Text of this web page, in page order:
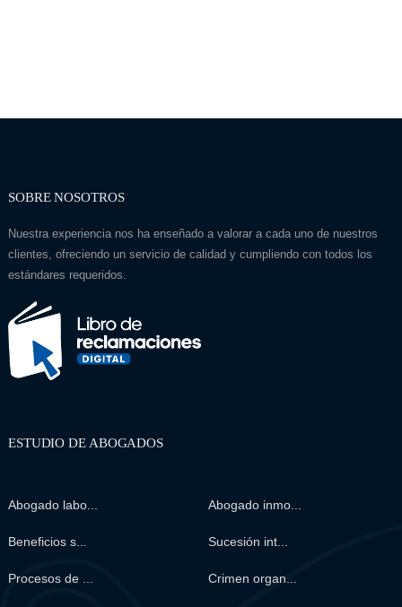
SOBRE NOSOTROS
Nuestra experiencia nos ha enseñado a valorar a cada uno de nuestros
clientes, ofreciendo un servicio de calidad y cumpliendo con todos los
estándares requeridos.
ESTUDIO DE ABOGADOS
Abogado labo... Abogado inmo...
Beneficios s... Sucesión int...
Procesos de ... Crimen organ...